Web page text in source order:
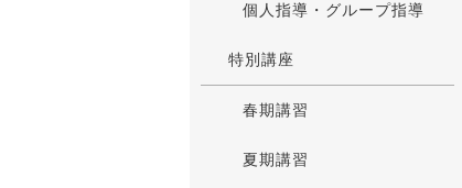
個人指導・グループ指導
特別講座
春期講習
夏期講習